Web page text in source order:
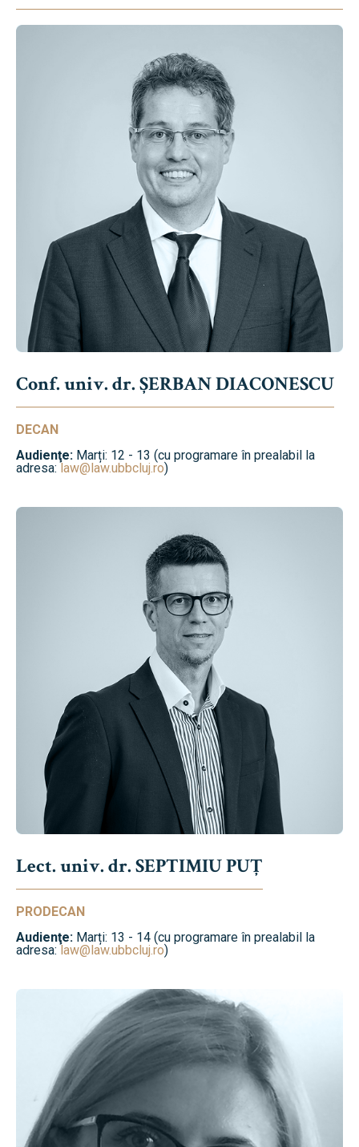
Conf. univ. dr. ȘERBAN DIACONESCU
DECAN
Audienţe: Marți: 12 - 13 (cu programare în prealabil la
adresa:law@law.ubbcluj.ro)
Lect. univ. dr. SEPTIMIU PUȚ
PRODECAN
Audienţe: Marți: 13 - 14 (cu programare în prealabil la
adresa:law@law.ubbcluj.ro)